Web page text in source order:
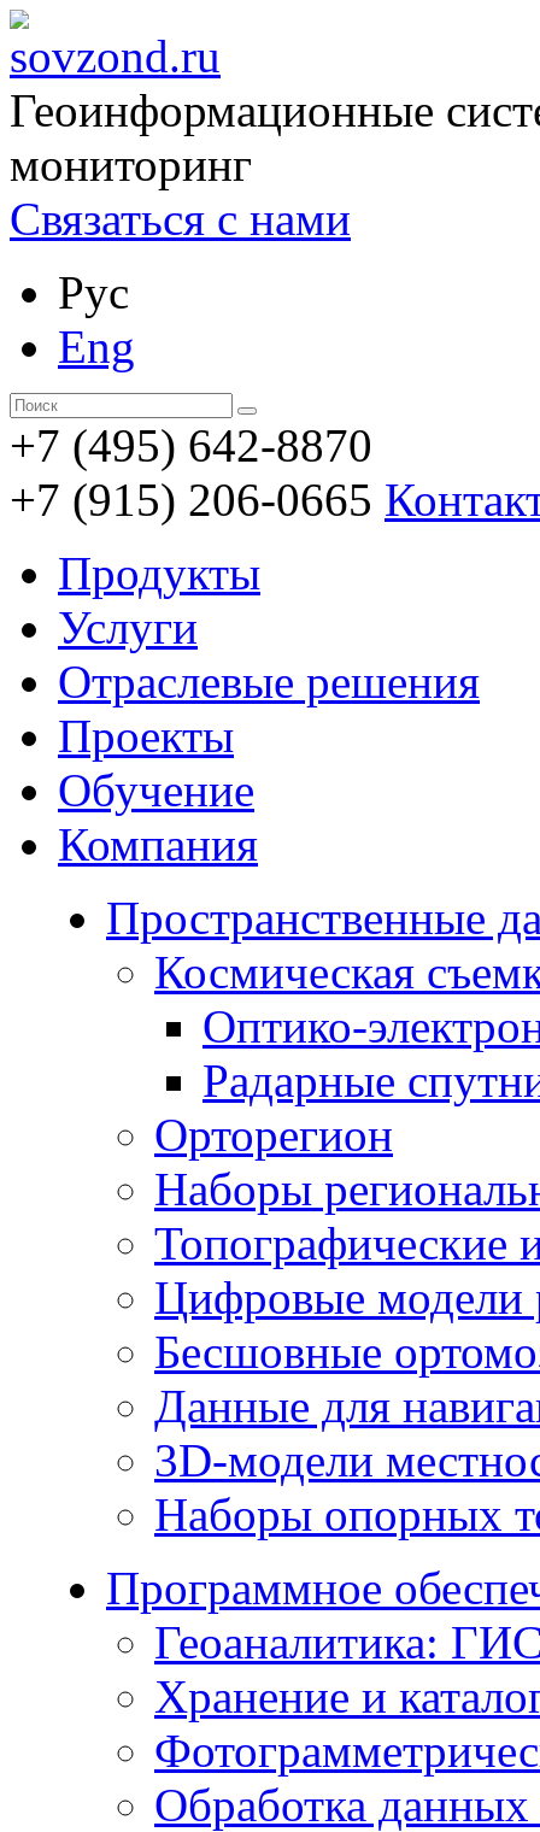
Геоинформационные
мониторинг
Связаться с нами
Рус
Eng
+7 (495) 642-8870
+7 (915) 206-0665
Продукты
Услуги
Отраслевые решения
Проекты
Обучение
Компания
Пространственные
Космическая
Оптико-
Радарные
Орторегион
Наборы
Топографические
Цифровые модели
Бесшовные
Данные для
3D-модели
Наборы опорных
Программное
Геоаналитика:
Хранение и
Обработка